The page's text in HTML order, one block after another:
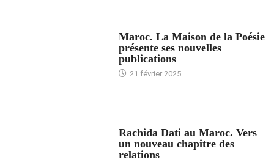
Maroc. La Maison de la Poésie
présente ses nouvelles
publications
21 février 2025
Rachida Dati au Maroc. Vers
un nouveau chapitre des
relations